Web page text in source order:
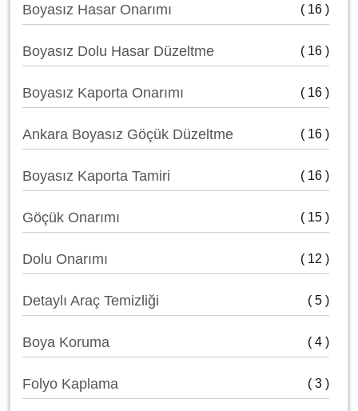
Boyasız Hasar Onarımı ( 16 )
Boyasız Dolu Hasar Düzeltme ( 16 )
Boyasız Kaporta Onarımı ( 16 )
Ankara Boyasız Göçük Düzeltme ( 16 )
Boyasız Kaporta Tamiri ( 16 )
Göçük Onarımı ( 15 )
Dolu Onarımı ( 12 )
Detaylı Araç Temizliği ( 5 )
Boya Koruma ( 4 )
Folyo Kaplama ( 3 )